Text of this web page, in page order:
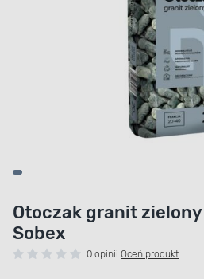
Otoczak granit
Sobex
0 opinii Oceń produkt